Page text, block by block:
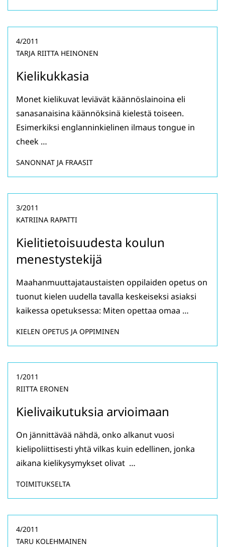
Kielikukkasia
4/2011
TARJA RIITTA HEINONEN
Monet kielikuvat leviävät käännöslainoina eli
sanasanaisina käännöksinä kielestä toiseen.
Esimerkiksi englanninkielinen ilmaus tongue in
cheek …
SANONNAT JA FRAASIT
Kielitietoisuudesta koulun
menestystekijä
3/2011
KATRIINA RAPATTI
Maahanmuuttajataustaisten oppilaiden opetus on
tuonut kielen uudella tavalla keskeiseksi asiaksi
kaikessa opetuksessa: Miten opettaa omaa …
KIELEN OPETUS JA OPPIMINEN
Kielivaikutuksia arvioimaan
1/2011
RIITTA ERONEN
On jännittävää nähdä, onko alkanut vuosi
kielipoliittisesti yhtä vilkas kuin edellinen, jonka
aikana kielikysymykset olivat …
TOIMITUKSELTA
4/2011
TARU KOLEHMAINEN